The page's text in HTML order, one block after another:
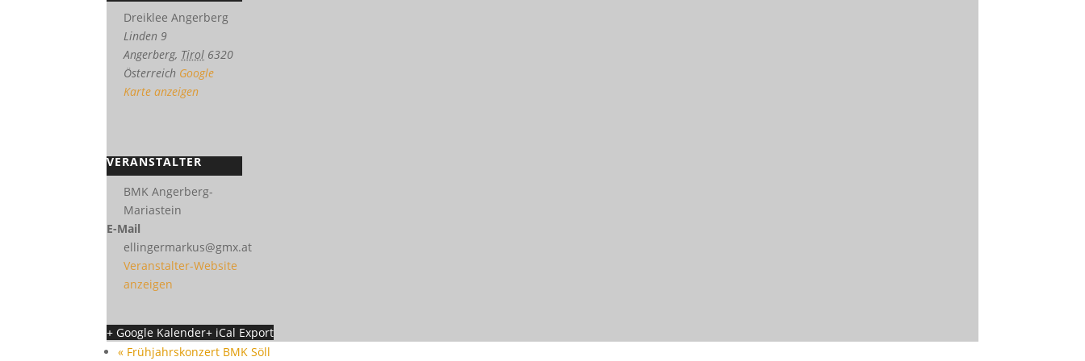
Dreiklee Angerberg
Linden 9
Angerberg, Tirol 6320
Österreich Google
Karte anzeigen
VERANSTALTER
BMK Angerberg-
Mariastein
E-Mail
ellingermarkus@gmx.at
Veranstalter-Website
anzeigen
+ Google Kalender+ iCal Export
« Frühjahrskonzert BMK Söll